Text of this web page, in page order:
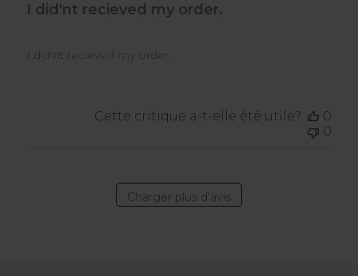
I did'nt recieved my order.
I did'nt recieved my order.
Cette critique a-t-elle été utile?
0
0
Charger plus d'avis